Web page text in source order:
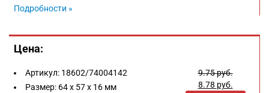
Подробности »
Цена:
Артикул: 18602/74004142
Размер: 64 x 57 x 16 мм
9.75руб.
8.78 руб.